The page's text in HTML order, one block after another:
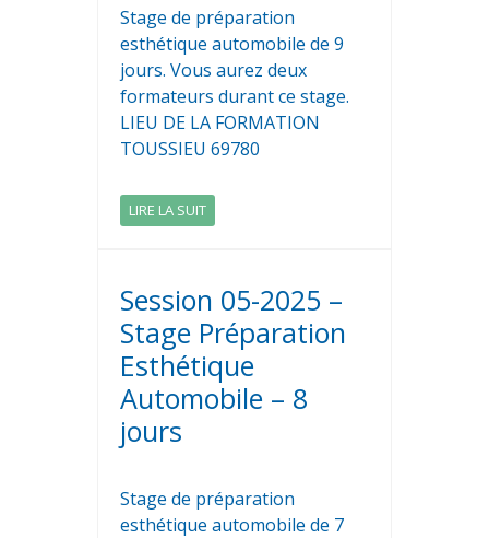
Stage de préparation
esthétique automobile de 9
jours. Vous aurez deux
formateurs durant ce stage.
LIEU DE LA FORMATION
TOUSSIEU 69780
LIRE LA SUIT
Session 05-2025 –
Stage Préparation
Esthétique
Automobile – 8
jours
Stage de préparation
esthétique automobile de 7